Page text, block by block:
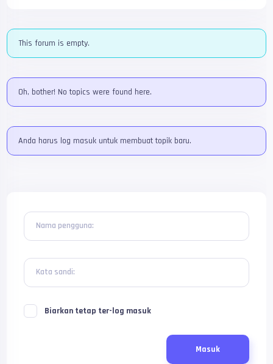
This forum is empty.
Oh, bother! No topics were found here.
Anda harus log masuk untuk membuat topik baru.
Nama pengguna:
Kata sandi:
Biarkan tetap ter-log masuk
Masuk